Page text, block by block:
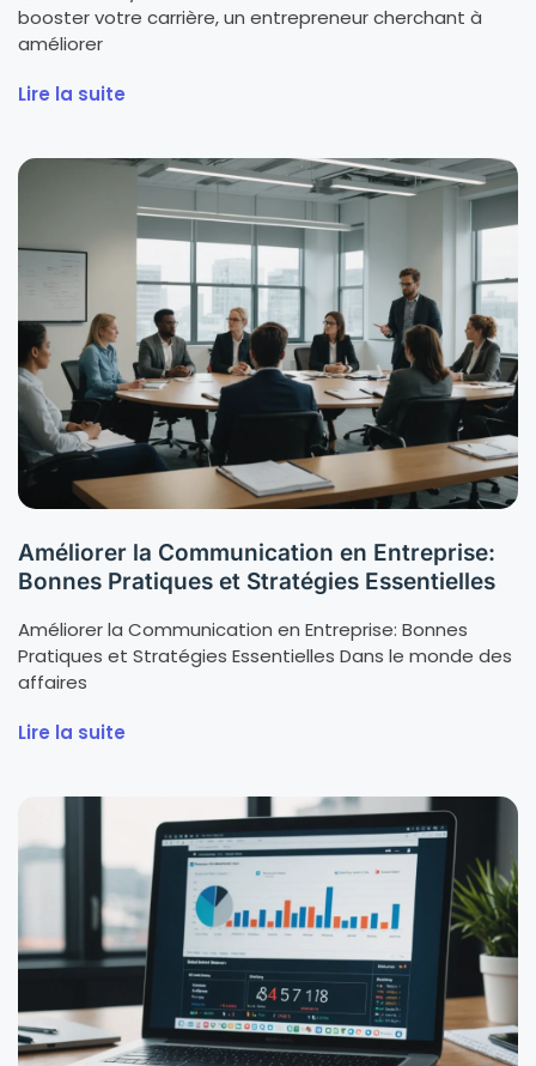
booster votre carrière, un entrepreneur cherchant à
améliorer
Lire la suite
Améliorer la Communication en Entreprise:
Bonnes Pratiques et Stratégies Essentielles
Améliorer la Communication en Entreprise: Bonnes
Pratiques et Stratégies Essentielles Dans le monde des
affaires
Lire la suite